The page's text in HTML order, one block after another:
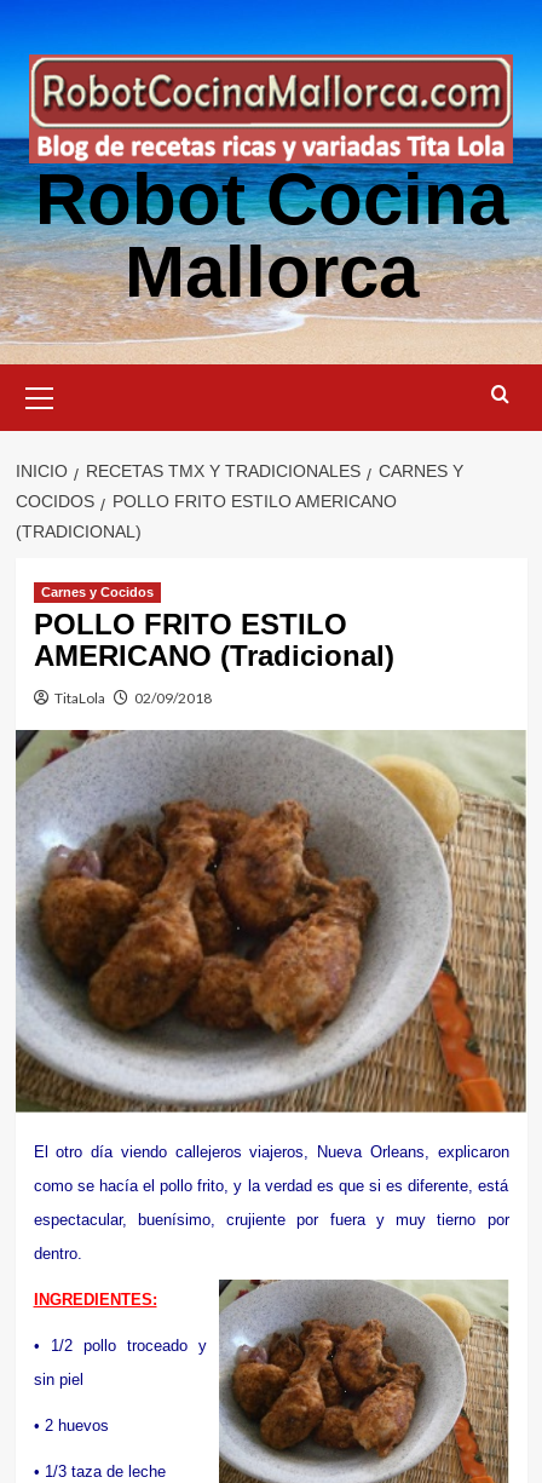
contenido
Robot Cocina
Mallorca
primario
INICIO RECETAS TMX Y TRADICIONALES
CARNES Y
COCIDOS
POLLO FRITO ESTILO AMERICANO
(TRADICIONAL)
Carnes y Cocidos
POLLO FRITO ESTILO
AMERICANO (Tradicional)
TitaLola 02/09/2018
El otro día viendo callejeros viajeros, Nueva Orleans, explicaron
como se hacía el pollo frito, y la verdad es que si es diferente, está
espectacular, buenísimo, crujiente por fuera y muy tierno por
dentro.
INGREDIENTES:
• 1/2 pollo troceado y
sin piel
• 2 huevos
• 1/3 taza de leche